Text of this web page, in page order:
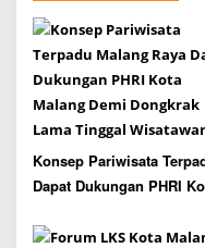
i
g
a
t
i
o
n
Konsep Pariwisata
Dapat Dukungan PHRI
Tinggal Wisatawan